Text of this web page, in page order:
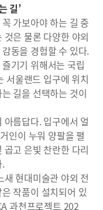
길’
가보아야 하는 길 중
은 물론 다양한 야외
동을 경험할 수 있다.
기기 위해서는 국립
서울랜드 입구에 위치
길을 선택하는 것이
름답다. 입구에서 얼
인이 누워 양팔을 펼
고 은빛 찬란한 다리
현대미술관 야외 전
작품이 설치되어 있
과천프로젝트 202